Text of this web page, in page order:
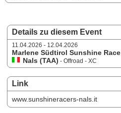
Details zu diesem Event
11.04.2026 - 12.04.2026
Marlene Südtirol Sunshine Race
Nals (TAA) - Offroad - XC
Link
www.sunshineracers-nals.it